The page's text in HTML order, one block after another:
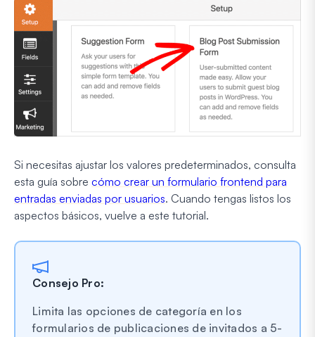
Si necesitas ajustar los valores predeterminados, consulta
esta guía sobre cómo crear un formulario frontend para
entradas enviadas por usuarios. Cuando tengas listos los
aspectos básicos, vuelve a este tutorial.
Consejo Pro:
Limita las opciones de categoría en los
formularios de publicaciones de invitados a 5-